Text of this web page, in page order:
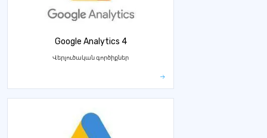
Google Analytics 4
Վերլուծական գործիքներ